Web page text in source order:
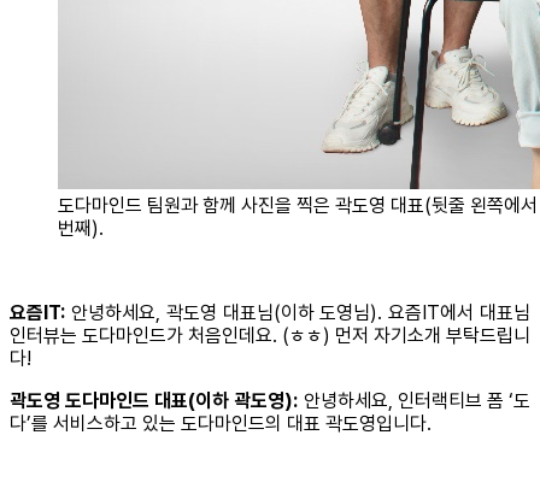
도다마인드 팀원과 함께 사진을 찍은 곽도영 대표(뒷줄 왼쪽에
번째).
요즘IT: 안녕하세요, 곽도영 대표님(이하 도영님). 요즘IT에서 대표님
인터뷰는 도다마인드가 처음인데요. (ㅎㅎ) 먼저 자기소개 부탁드립니
다!
곽도영 도다마인드 대표(이하 곽도영): 안녕하세요, 인터랙티브 폼 ‘도
다’를 서비스하고 있는 도다마인드의 대표 곽도영입니다.